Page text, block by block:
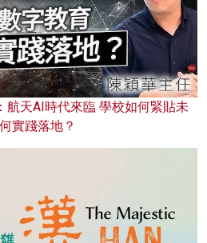
航天AI時代來臨 學校如何緊貼未
實踐落地？